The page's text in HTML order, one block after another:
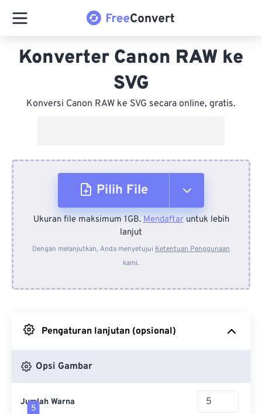
Konverter Canon RAW ke
SVG
Konversi Canon RAW ke SVG secara online, gratis.
Pilih File
Dari Perangkat
Dari Dropbox
Ukuran file maksimum 1GB.Mendaftaruntuk lebih
lanjut
Dengan melanjutkan, Anda menyetujui Ketentuan Penggunaan
kami.
Pengaturan lanjutan (opsional)
Opsi Gambar
Jumlah Warna
5